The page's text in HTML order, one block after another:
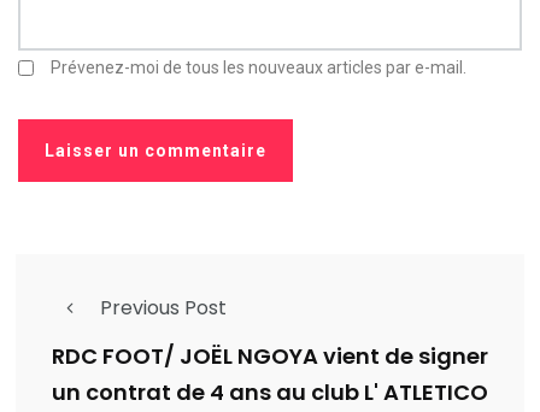
Prévenez-moi de tous les nouveaux articles par e-mail.
Previous Post
RDC FOOT/ JOËL NGOYA vient de signer
un contrat de 4 ans au club L' ATLETICO